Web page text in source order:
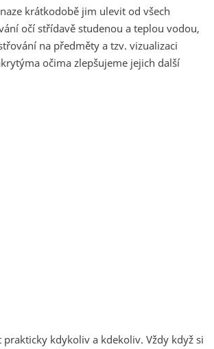
krátkodobě jim ulevit od všech
očí střídavě studenou a teplou vodou,
na předměty a tzv. vizualizaci
očima zlepšujeme jejich další
kdykoliv a kdekoliv. Vždy když si